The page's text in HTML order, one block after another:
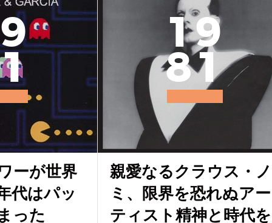
9
1
ーが世界
代はパッ
った
19
81
親愛なるクラウス・ノ
ミ、限界を恐れぬアー
ティスト精神と時代を